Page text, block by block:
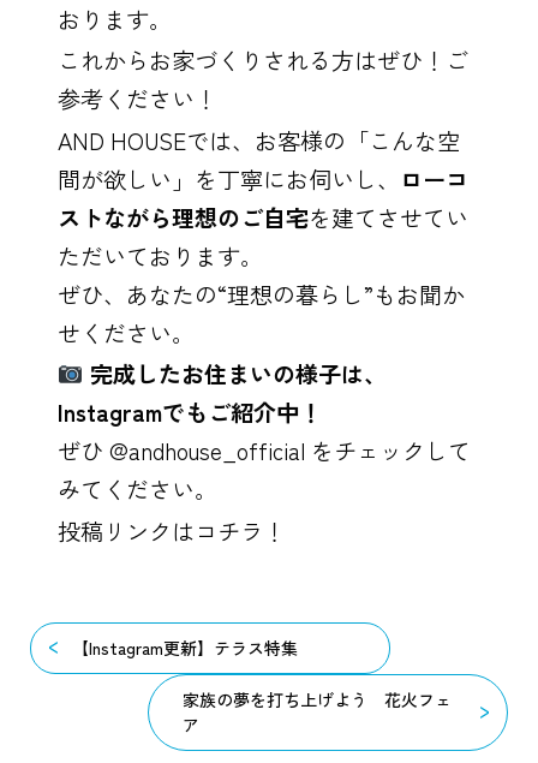
おります。
これからお家づくりされる方はぜひ！ご
参考ください！
AND HOUSEでは、お客様の「こんな空
間が欲しい」を丁寧にお伺いし、 ローコ
ストながら理想のご自宅を建てさせてい
ただいております。
ぜひ、あなたの“理想の暮らし”もお聞か
せください。
完成したお住まいの様子は、
Instagramでもご紹介中！
ぜひ @andhouse_official をチェックして
みてください。
投稿リンクはコチラ！
【Instagram更新】テラス特集
家族の夢を打ち上げよう 花火フェ
ア